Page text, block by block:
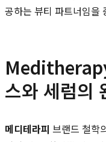
공하는 뷰티 파트너임을
스와 세럼의
메디테라피 브랜드 철학